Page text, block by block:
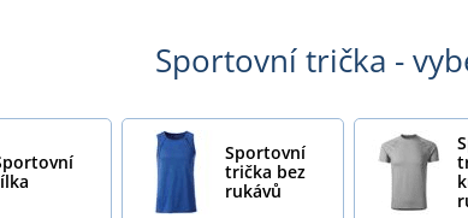
Sportovní trička -
Sportovní
trička bez
rukávů